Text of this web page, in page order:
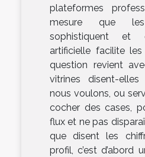
plateformes
mesure que
sophistiquent et
artificielle facilite
question revient
vitrines disent-
nous voulons, ou
cocher des cases,
flux et ne pas
que disent les
profil, c’est d’abord